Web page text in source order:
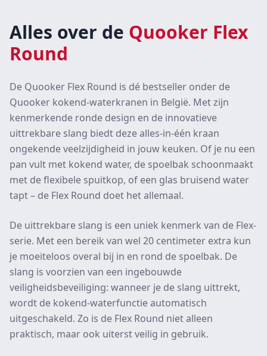
Alles over de Quooker Flex
Round
De Quooker Flex Round is dé bestseller onder de
Quooker kokend-waterkranen in België. Met zijn
kenmerkende ronde design en de innovatieve
uittrekbare slang biedt deze alles-in-één kraan
ongekende veelzijdigheid in jouw keuken. Of je nu een
pan vult met kokend water, de spoelbak schoonmaakt
met de flexibele spuitkop, of een glas bruisend water
tapt – de Flex Round doet het allemaal.
De uittrekbare slang is een uniek kenmerk van de Flex-
serie. Met een bereik van wel 20 centimeter extra kun
je moeiteloos overal bij in en rond de spoelbak. De
slang is voorzien van een ingebouwde
veiligheidsbeveiliging: wanneer je de slang uittrekt,
wordt de kokend-waterfunctie automatisch
uitgeschakeld. Zo is de Flex Round niet alleen
praktisch, maar ook uiterst veilig in gebruik.